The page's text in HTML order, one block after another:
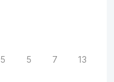
5 5 7 13